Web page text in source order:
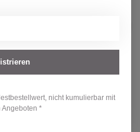
Bestellung? Kontaktiere unseren
oder +41 43 477 07 39.
nicht kumulierbar mit
Angeboten *